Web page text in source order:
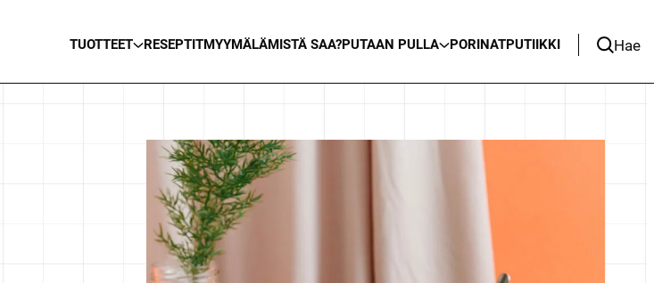
TUOTTEET RESEPTITMYYMÄLÄMISTÄ SAA?PUTAAN PULLA PORINATPUTIIKKI Hae